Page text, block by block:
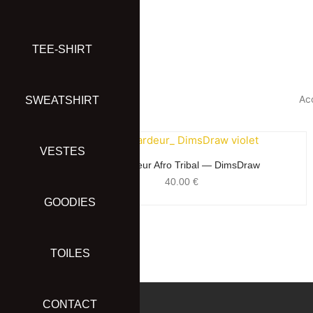
TEE-SHIRT
SWEATSHIRT
VESTES
GOODIES
TOILES
CONTACT
Débardeur Afro Tribal — DimsDraw
40.00€